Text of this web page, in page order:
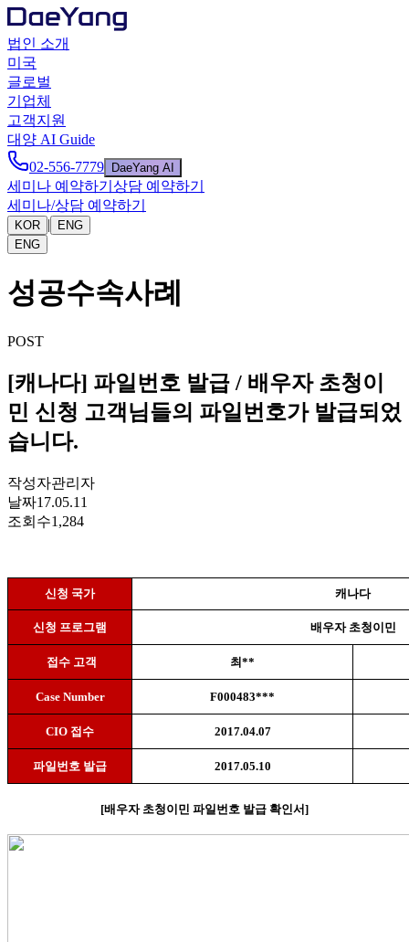
법인 소개
미국
글로벌
기업체
고객지원
대양 AI Guide
02-556-7779
DaeYang AI
세미나 예약하기 상담 예약하기
세미나/상담 예약하기
KOR |
ENG
ENG
성공수속사례
POST
[캐나다] 파일번호 발급 / 배우자 초청이
민 신청 고객님들의 파일번호가 발급되었
습니다.
작성자관리자
날짜17.05.11
조회수1,284
신청 국가 캐나다
신청 프로그램 배우자 초청이민
접수 고객 최**
Case Number F000483***
CIO 접수 2017.04.07
파일번호 발급 2017.05.10
[배우자 초청이민 파일번호 발급 확인서]